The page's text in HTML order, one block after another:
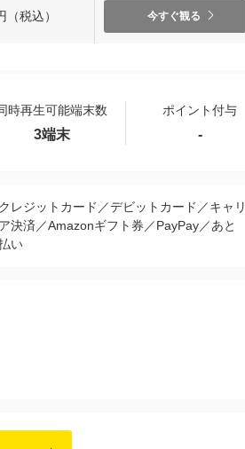
税込） 今すぐ観る
時再生可能端末数 ポイント付与
3端末 -
クレジットカード／デビットカード／キャリ
ア決済／Amazonギフト券／PayPay／あと
い